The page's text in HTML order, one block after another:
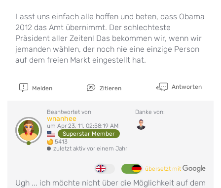
Lasst uns einfach alle hoffen und beten, dass Obama
2012 das Amt übernimmt. Der schlechteste
Präsident aller Zeiten! Das bekommen wir, wenn wir
jemanden wählen, der noch nie eine einzige Person
auf dem freien Markt eingestellt hat.
Melden Zitieren Antworten
Beantwortet von
wnanhee
um Apr 23, 11, 02:58:19 AM
Superstar Member
5413
zuletzt aktiv vor einem Jahr
Danke von:
übersetzt mit
Ugh ... ich möchte nicht über die Möglichkeit auf dem